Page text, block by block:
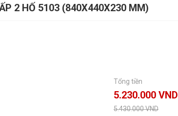
2 HỐ 5103 (840X440X230 MM)
Tổng tiền
5.230.000 VND
5.430.000 VND